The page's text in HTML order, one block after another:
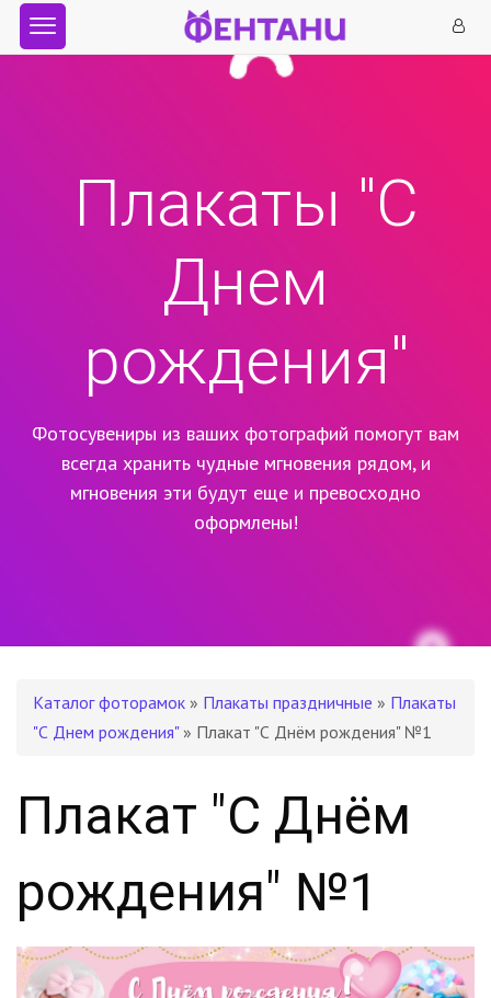
Плакаты "С
Днем
рождения"
Фотосувениры из ваших фотографий помогут вам
всегда хранить чудные мгновения рядом, и
мгновения эти будут еще и превосходно
оформлены!
Каталог фоторамок » Плакаты праздничные » Плакаты
"С Днем рождения"» Плакат "С Днём рождения" №1
Плакат "С Днём
рождения" №1